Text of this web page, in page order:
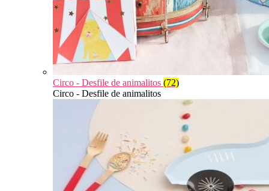
Circo - Desfile de animalitos (72)
Circo - Desfile de animalitos